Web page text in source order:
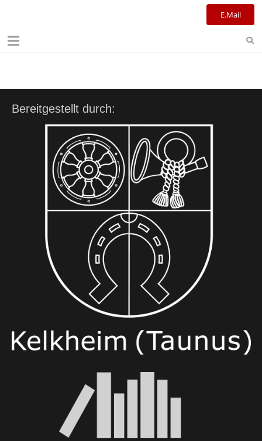
E.Mail
Bereitgestellt durch: